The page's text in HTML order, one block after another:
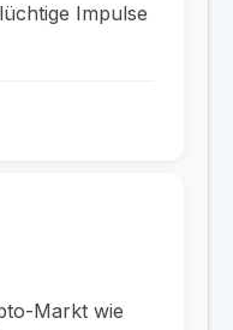
Impulse
Markt wie